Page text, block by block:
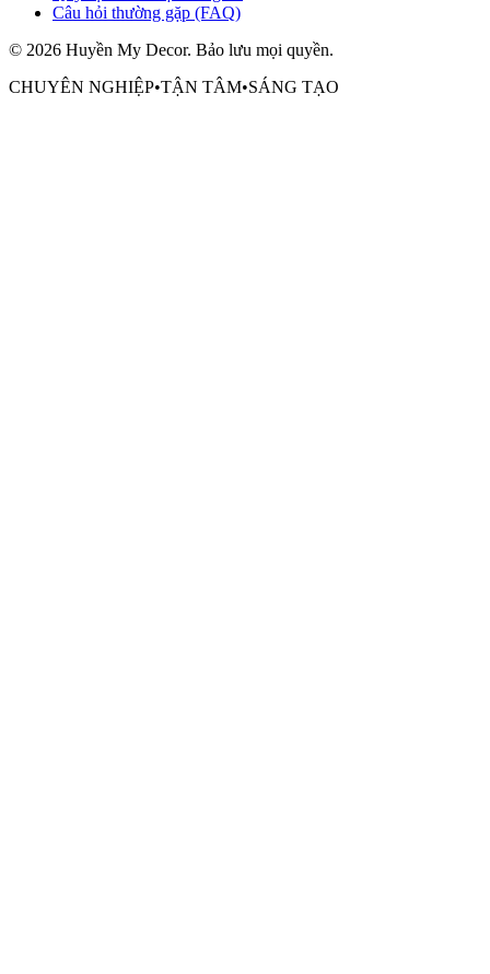
Câu hỏi thường gặp (FAQ)
© 2026 Huyền My Decor. Bảo lưu mọi quyền.
CHUYÊN NGHIỆP•TẬN TÂM•SÁNG TẠO